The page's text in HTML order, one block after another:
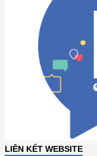
LIÊN KẾT WEBSITE